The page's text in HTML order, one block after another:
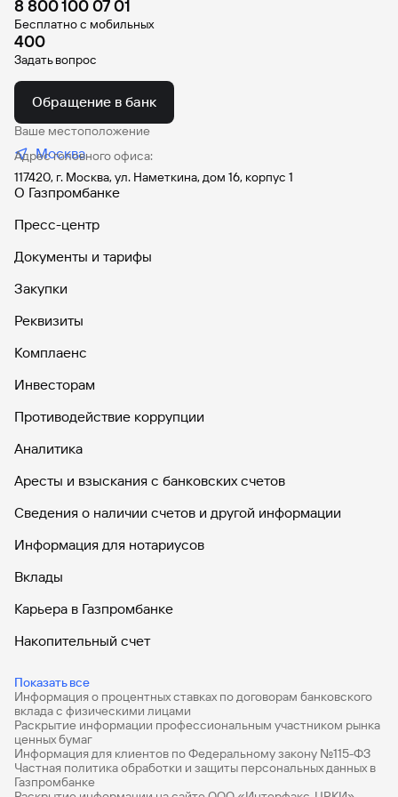
8 800 100 07 01
Бесплатно с мобильных
400
Задать вопрос
Обращение в банк
Ваше местоположение
Москва
Адрес головного офиса:
117420, г. Москва, ул. Наметкина, дом 16, корпус 1
О Газпромбанке
Пресс-центр
Документы и тарифы
Закупки
Реквизиты
Комплаенс
Инвесторам
Противодействие коррупции
Аналитика
Аресты и взыскания с банковских счетов
Сведения о наличии счетов и другой информации
Информация для нотариусов
Вклады
Карьера в Газпромбанке
Накопительный счет
Показать все
Дебетовые карты с бесплатным обслуживанием
Все накопительные счета
Банковские вклады на 3 месяца
Информация о процентных ставках по договорам банковского
вклада с физическими лицами
Раскрытие информации профессиональным участником рынка
ценных бумаг
Информация для клиентов по Федеральному закону №115-ФЗ
Частная политика обработки и защиты персональных данных в
Газпромбанке